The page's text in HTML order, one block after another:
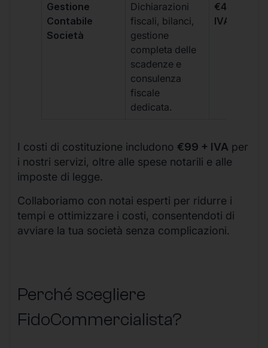
Gestione
Contabile
Società
Dichiarazioni
fiscali, bilanci,
gestione
completa delle
scadenze e
consulenza
fiscale
dedicata.
€499 +
IVA/
I costi di costituzione includono €99 + IVA per
i nostri servizi, oltre alle spese notarili e alle
imposte di legge.
Collaboriamo con notai esperti per ridurre i
tempi e ottimizzare i costi, consentendoti di
avviare la tua società senza complicazioni.
Perché scegliere
FidoCommercialista?